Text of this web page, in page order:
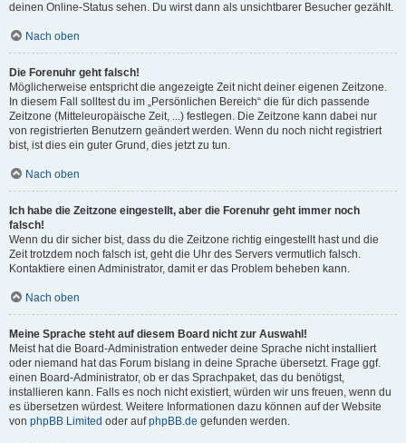
deinen Online-Status sehen. Du wirst dann als unsichtbarer Besucher gezählt.
Nach oben
Die Forenuhr geht falsch!
Möglicherweise entspricht die angezeigte Zeit nicht deiner eigenen Zeitzone.
In diesem Fall solltest du im „Persönlichen Bereich“ die für dich passende
Zeitzone (Mitteleuropäische Zeit, ...) festlegen. Die Zeitzone kann dabei nur
von registrierten Benutzern geändert werden. Wenn du noch nicht registriert
bist, ist dies ein guter Grund, dies jetzt zu tun.
Nach oben
Ich habe die Zeitzone eingestellt, aber die Forenuhr geht immer noch
falsch!
Wenn du dir sicher bist, dass du die Zeitzone richtig eingestellt hast und die
Zeit trotzdem noch falsch ist, geht die Uhr des Servers vermutlich falsch.
Kontaktiere einen Administrator, damit er das Problem beheben kann.
Nach oben
Meine Sprache steht auf diesem Board nicht zur Auswahl!
Meist hat die Board-Administration entweder deine Sprache nicht installiert
oder niemand hat das Forum bislang in deine Sprache übersetzt. Frage ggf.
einen Board-Administrator, ob er das Sprachpaket, das du benötigst,
installieren kann. Falls es noch nicht existiert, würden wir uns freuen, wenn du
es übersetzen würdest. Weitere Informationen dazu können auf der Website
von phpBB Limited oder aufphpBB.de gefunden werden.